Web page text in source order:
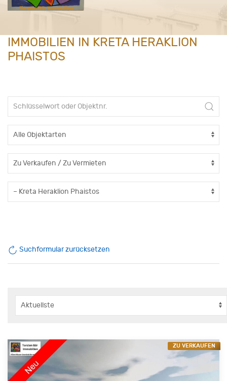
IMMOBILIEN IN KRETA HERAKLION
PHAISTOS
Suchformular zurücksetzen
ZU VERKAUFEN